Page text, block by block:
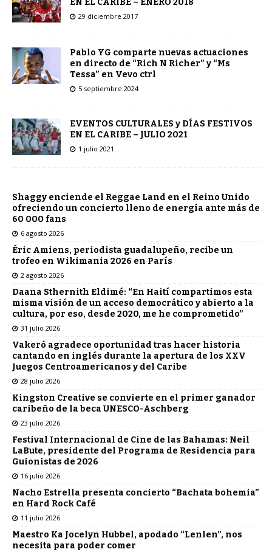
EN EL CARIBE – ENERO 2018
29 diciembre 2017
Pablo YG comparte nuevas actuaciones
en directo de “Rich N Richer” y “Ms
Tessa” en Vevo ctrl
5 septiembre 2024
EVENTOS CULTURALES y DÍAS FESTIVOS
EN EL CARIBE – JULIO 2021
1 julio 2021
Shaggy enciende el Reggae Land en el Reino Unido
ofreciendo un concierto lleno de energía ante más de
60 000 fans
6 agosto 2026
Éric Amiens, periodista guadalupeño, recibe un
trofeo en Wikimania 2026 en París
2 agosto 2026
Daana Sthernith Eldimé: “En Haití compartimos esta
misma visión de un acceso democrático y abierto a la
cultura, por eso, desde 2020, me he comprometido”
31 julio 2026
Vakeró agradece oportunidad tras hacer historia
cantando en inglés durante la apertura de los XXV
Juegos Centroamericanos y del Caribe
28 julio 2026
Kingston Creative se convierte en el primer ganador
caribeño de la beca UNESCO-Aschberg
23 julio 2026
Festival Internacional de Cine de las Bahamas: Neil
LaBute, presidente del Programa de Residencia para
Guionistas de 2026
16 julio 2026
Nacho Estrella presenta concierto “Bachata bohemia”
en Hard Rock Café
11 julio 2026
Maestro Ka Jocelyn Hubbel, apodado “Lenlen”, nos
necesita para poder comer